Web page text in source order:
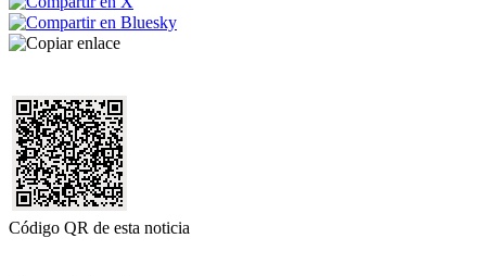
Código QR de esta noticia